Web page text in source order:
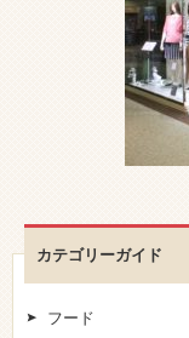
カテゴリーガイド
フード